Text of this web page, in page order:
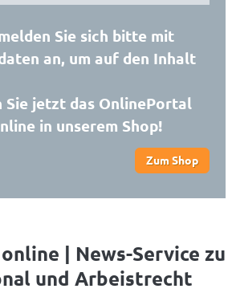
Sie sich bitte mit
an, um auf den Inhalt
Sie jetzt das OnlinePortal
in unserem Shop!
Zum Shop
| News-Service zu
und Arbeistrecht